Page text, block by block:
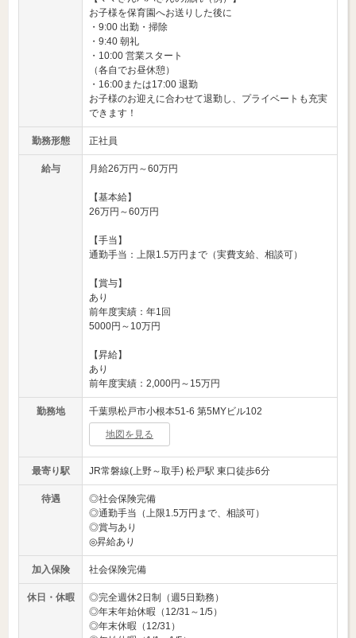
お子様を保育園へお送りした後に
・9:00 出勤・掃除
・9:40 朝礼
・10:00 営業スタート
（各自でお昼休憩）
・16:00または17:00 退勤
お子様のお迎えに合わせて退勤し、プライベートも充実
できます！
勤務形態 正社員
給与 月給26万円～60万円
【基本給】
26万円～60万円
【手当】
通勤手当：上限1.5万円まで（実費支給、相談可）
【賞与】
あり
前年度実績：年1回
5000円～10万円
【昇給】
あり
前年度実績：2,000円～15万円
勤務地 千葉県松戸市小根本51-6 第5MYビル102
地図を見る
最寄り駅 JR常磐線(上野～取手) 松戸駅 東口徒歩6分
待遇
◎社会保険完備
◎通勤手当（上限1.5万円まで、相談可）
◎賞与あり
◎昇給あり
加入保険 社会保険完備
休日・休暇
◎完全週休2日制（週5日勤務）
◎年末年始休暇（12/31～1/5）
◎年末休暇（12/31）